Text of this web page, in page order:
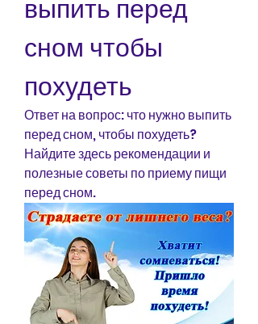
выпить перед
сном чтобы
похудеть
Ответ на вопрос: что нужно выпить
перед сном, чтобы похудеть?
Найдите здесь рекомендации и
полезные советы по приему пищи
перед сном.